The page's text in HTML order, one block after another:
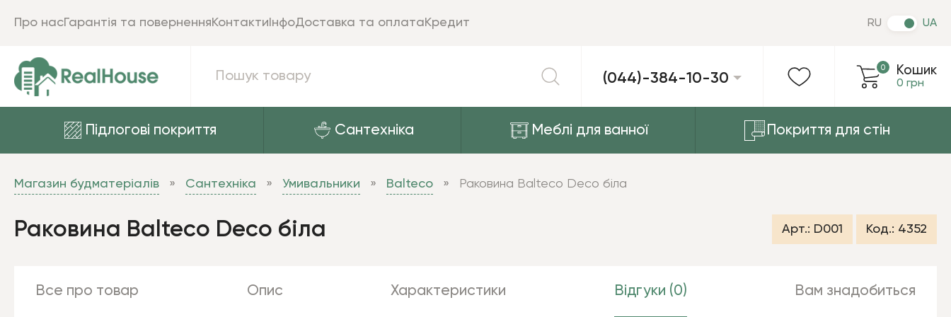
(044)-384-10-30
Кошик
0 грн
0
RU UA
Підлогові покриття Сантехніка Меблі для ванної Покриття для стін
Про насГарантія та поверненняКонтакти ІнфоДоставка та оплатаКредит
Магазин будматеріалів Сантехніка Умивальники Balteco Раковина Balteco Deco біла
Раковина Balteco Deco біла Арт.: D001 Код.: 4352
Все про товар Опис Характеристики Відгуки (0) Вам знадобиться